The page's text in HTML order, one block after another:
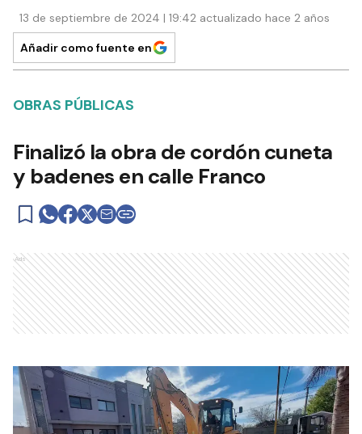
13 de septiembre de 2024 | 19:42 actualizado hace 2 años
Añadir como fuente en
OBRAS PÚBLICAS
Finalizó la obra de cordón cuneta
y badenes en calle Franco
Ads